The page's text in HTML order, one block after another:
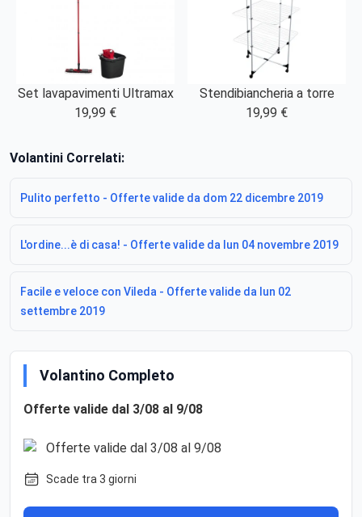
Set lavapavimenti Ultramax
19,99 €
Stendibiancheria a torre
19,99 €
Volantini Correlati:
Pulito perfetto - Offerte valide da dom 22 dicembre 2019
L'ordine...è di casa! - Offerte valide da lun 04 novembre 2019
Facile e veloce con Vileda - Offerte valide da lun 02
settembre 2019
Volantino Completo
Offerte valide dal 3/08 al 9/08
Scade tra 3 giorni